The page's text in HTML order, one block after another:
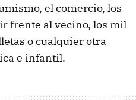
el comercio, los
frente al vecino, los mil
o cualquier otra
e infantil.